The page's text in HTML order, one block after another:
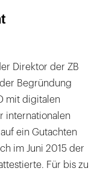
Direktor der ZB
Begründung
mit digitalen
internationalen
ein Gutachten
im Juni 2015 der
Für bis zu